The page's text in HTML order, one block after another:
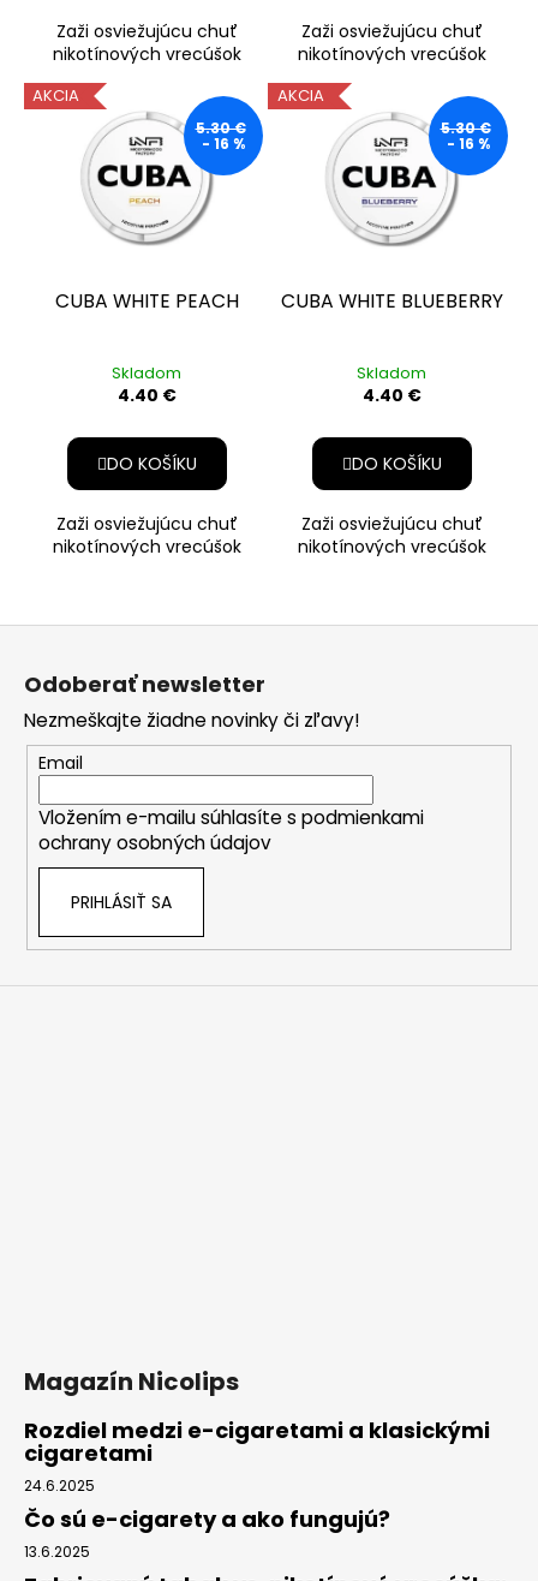
Zaži osviežujúcu chuť
nikotínových vrecúšok
lesných plodov spolu s
nikotínovým
Zaži osviežujúcu chuť
nikotínových vrecúšok
príchuť sladkej čiernej
ríbezli s n
AKCIA
5.30 €
- 16 %
CUBA WHITE PEACH
Skladom
4.40 €
DO KOŠÍKU
Zaži osviežujúcu chuť
nikotínových vrecúšok
AKCIA
5.30 €
- 16 %
CUBA WHITE BLUEBERRY
Skladom
4.40 €
DO KOŠÍKU
Zaži osviežujúcu chuť
nikotínových vrecúšok
Z
Odoberať newsletter
Nezmeškajte žiadne novinky či zľavy!
Email
Vložením e-mailu súhlasíte s podmienkami
ochrany osobných údajov
PRIHLÁSIŤ SA
Magazín Nicolips
Rozdiel medzi e-cigaretami a klasickými
cigaretami
24.6.2025
Čo sú e-cigarety a ako fungujú?
13.6.2025